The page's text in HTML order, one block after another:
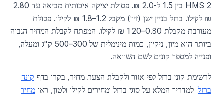
HMS 2 בין 1.5 ל-2.0 ₪. פסולת יציקה איכותית מביאה עד 2.80
₪ לקילו. ברזל בניין ישן (זיון) מקבל 1.2–1.8 ₪ לקילו. פסולת
מעורבת מקבלת 0.80–1.20 ₪ לקילו. המפתח לקבלת המחיר הגבוה
ביותר הוא מיון, ניקיון, כמות מינימלית של 300–500 ק"ג ומעלה,
ופנייה למספר קונים לשם השוואה.
לרשימת קוני ברזל לפי אזור ולקבלת הצעת מחיר, בקרו בדף קונה
ברזל. למדריך המלא על סוגי ברזל ומחירים לקילו ולטון, ראו מחיר